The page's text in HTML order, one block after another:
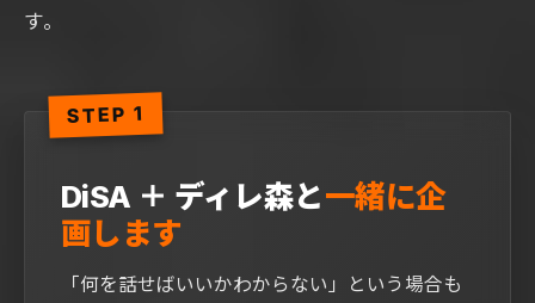
す。
STEP 1
DiSA ＋ ディレ森と一緒に企
画します
「何を話せばいいかわからない」という場合も